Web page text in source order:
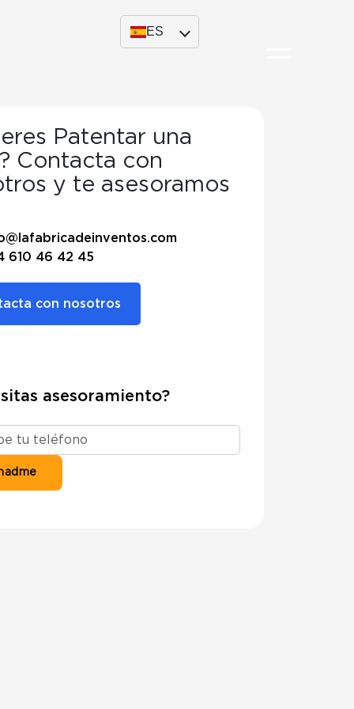
ES
Patentar una
Contacta con
y te asesoramos
610 46 42 45
con nosotros
asesoramiento?